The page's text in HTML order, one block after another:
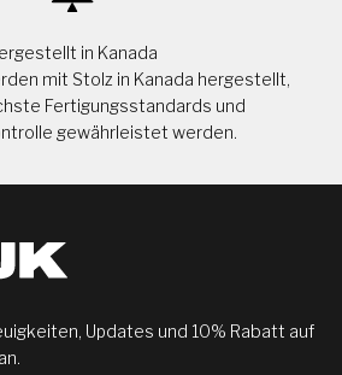
in Kanada
mit Stolz in Kanada hergestellt,
Fertigungsstandards und
gewährleistet werden.
Updates und 10% Rabatt auf